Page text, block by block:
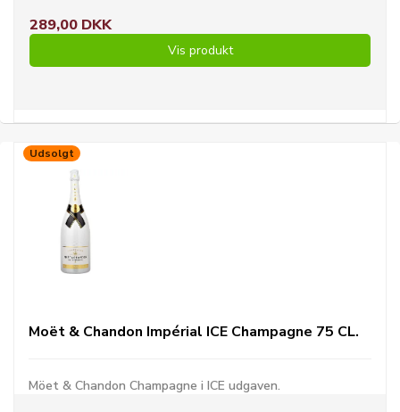
289,00 DKK
Vis produkt
Udsolgt
Moët & Chandon Impérial ICE Champagne 75 CL.
Möet & Chandon Champagne i ICE udgaven.